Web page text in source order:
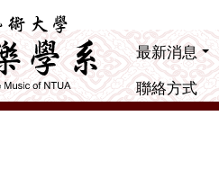
最新消息
聯絡方式